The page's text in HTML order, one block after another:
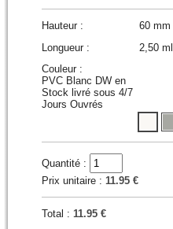
Hauteur :
60 mm
Longueur :
2,50 ml
Couleur :
PVC Blanc DW en
Stock livré sous 4/7
Jours Ouvrés
Quantité :
Prix unitaire : 11.95 €
Total : 11.95 €